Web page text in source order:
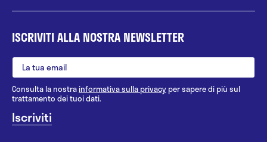
ISCRIVITI ALLA NOSTRA NEWSLETTER
Consulta la nostrainformativa sulla privacy per sapere di più sul
trattamento dei tuoi dati.